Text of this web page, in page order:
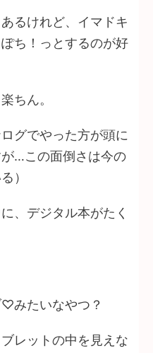
るけれど、イマドキ
ち！っとするのが好
ちん。
グでやった方が頭に
…この面倒さは今の
）
、デジタル本がたく
みたいなやつ？
レットの中を見えな